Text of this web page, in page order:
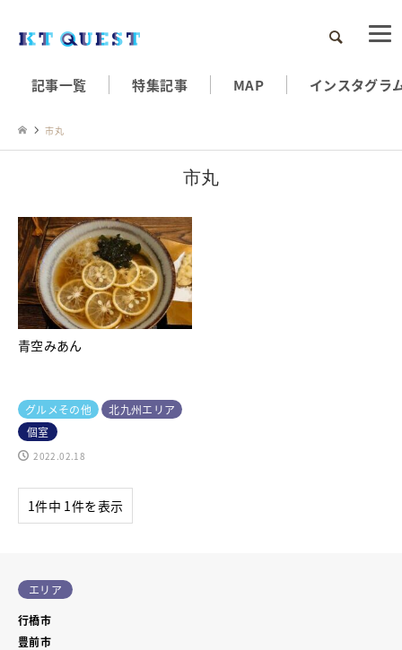
検索
記事一覧 特集記事 MAP インスタグラ
市丸
市丸
青空みあん
グルメその他
北九州エリア
個室
2022.02.18
1件中 1件を表示
エリア
行橋市
豊前市